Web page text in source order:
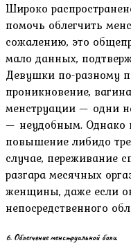
Широко
помочь облегчить
сожалению, это
мало данных,
Девушки по-разному
проникновение,
менструации — одни
— неудобным. Однако
повышение либидо
случае, переживание
разгара месячных
женщины, даже если
непосредственного
6. Облегчение менструальной боли